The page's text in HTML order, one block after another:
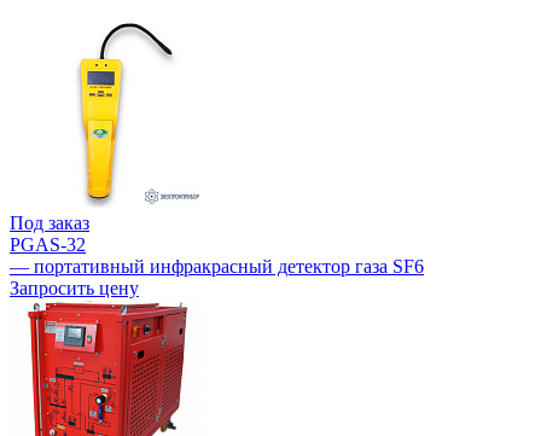
Под заказ
PGAS-32
— портативный инфракрасный детектор газа SF6
Запросить цену